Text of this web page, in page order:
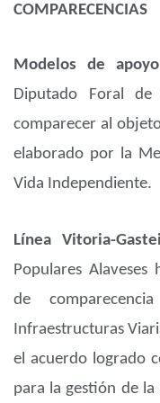
COMPARECENCIAS
Modelos de
Diputado Foral de
comparecer al
elaborado por la
Vida Independiente.
Línea Vitoria-
Populares
de
Infraestructuras
el acuerdo logrado
para la gestión de